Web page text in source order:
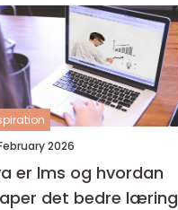
2026
er lms og hvordan
det bedre læring